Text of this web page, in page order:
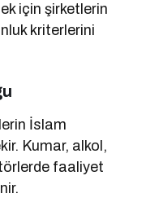
için şirketlerin
kriterlerini
İslam
Kumar, alkol,
faaliyet